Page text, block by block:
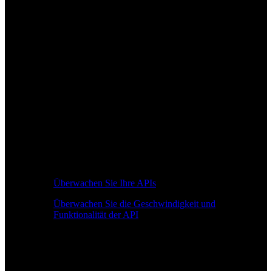
Überwachen Sie Ihre APIs
Überwachen Sie die Geschwindigkeit und
Funktionalität der API